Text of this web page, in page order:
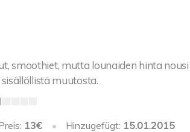
smoothiet, mutta lounaiden hinta nousi
muutosta.
13€ • Hinzugefügt: 15.01.2015